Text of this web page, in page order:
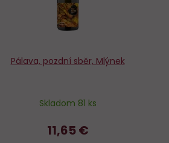
Pálava, pozdní sběr, Mlýnek
Skladom 81 ks
11,65 €